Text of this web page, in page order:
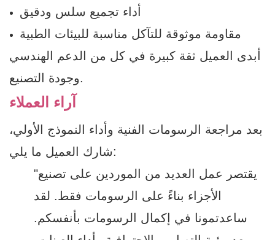
أداء تجميع سلس ودقيق
مقاومة موثوقة للتآكل مناسبة للبيئات الطبية
أبدى العميل ثقة كبيرة في كل من الدعم الهندسي
وجودة التصنيع.
آراء العملاء
بعد مراجعة الرسومات الفنية وأداء النموذج الأولي،
شارك العميل ما يلي:
"يقتصر عمل العديد من الموردين على تصنيع
الأجزاء بناءً على الرسومات فقط. لقد
ساعدتمونا في إكمال الرسومات بأنفسكم.